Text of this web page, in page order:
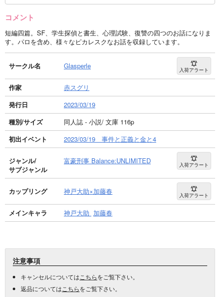
コメント
短編四篇。SF、学生探偵と書生、心理試験、復讐の四つのお話になりま
す。パロを含め、様々なピカレスクなお話を収録しています。
サークル名 Glasperle 入荷アラート
作家
赤スグリ
発行日
2023/03/19
種別/サイズ
同人誌 - 小説/ 文庫 116p
初出イベント
2023/03/19 事件と正義と金と4
ジャンル/
サブジャンル
富豪刑事 Balance:UNLIMITED 入荷アラート
カップリング 神戸大助×加藤春 入荷アラート
メインキャラ 神戸大助 加藤春
注意事項
キャンセルについては こちらをご覧下さい。
返品については こちらをご覧下さい。